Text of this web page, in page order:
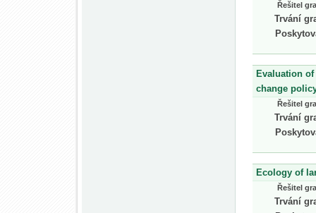
Řešitel
Trvání
Evaluation
change
Řešitel
Trvání
Ecology of
Řešitel
Trvání